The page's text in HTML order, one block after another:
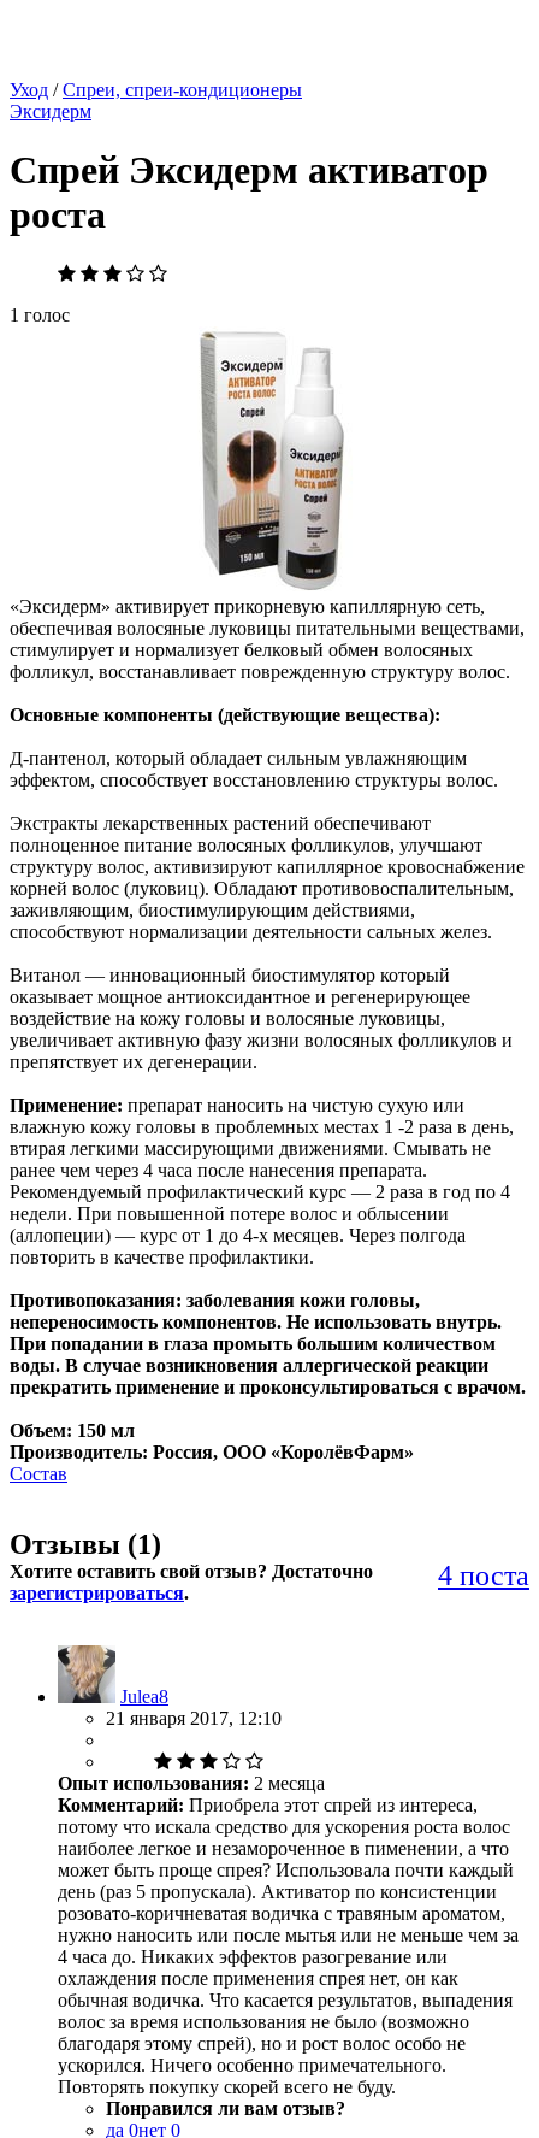
Уход /Спреи, спреи-кондиционеры
Эксидерм
Спрей Эксидерм активатор
роста
1 голос
«Эксидерм» активирует прикорневую капиллярную сеть,
обеспечивая волосяные луковицы питательными веществами,
стимулирует и нормализует белковый обмен волосяных
фолликул, восстанавливает поврежденную структуру волос.
Основные компоненты (действующие вещества):
Д-пантенол, который обладает сильным увлажняющим
эффектом, способствует восстановлению структуры волос.
Экстракты лекарственных растений обеспечивают
полноценное питание волосяных фолликулов, улучшают
структуру волос, активизируют капиллярное кровоснабжение
корней волос (луковиц). Обладают противовоспалительным,
заживляющим, биостимулирующим действиями,
способствуют нормализации деятельности сальных желез.
Витанол — инновационный биостимулятор который
оказывает мощное антиоксидантное и регенерирующее
воздействие на кожу головы и волосяные луковицы,
увеличивает активную фазу жизни волосяных фолликулов и
препятствует их дегенерации.
Применение: препарат наносить на чистую сухую или
влажную кожу головы в проблемных местах 1 -2 раза в день,
втирая легкими массирующими движениями. Смывать не
ранее чем через 4 часа после нанесения препарата.
Рекомендуемый профилактический курс — 2 раза в год по 4
недели. При повышенной потере волос и облысении
(аллопеции) — курс от 1 до 4-х месяцев. Через полгода
повторить в качестве профилактики.
Противопоказания: заболевания кожи головы,
непереносимость компонентов. Не использовать внутрь.
При попадании в глаза промыть большим количеством
воды. В случае возникновения аллергической реакции
прекратить применение и проконсультироваться с врачом.
Объем: 150 мл
Производитель: Россия, ООО «КоролёвФарм»
Состав
Отзывы (1)
4 поста
Хотите оставить свой отзыв? Достаточно
зарегистрироваться.
Julea8
21 января 2017, 12:10
Опыт использования: 2 месяца
Комментарий: Приобрела этот спрей из интереса,
потому что искала средство для ускорения роста волос
наиболее легкое и незамороченное в пименении, а что
может быть проще спрея? Использовала почти каждый
день (раз 5 пропускала). Активатор по консистенции
розовато-коричневатая водичка с травяным ароматом,
нужно наносить или после мытья или не меньше чем за
4 часа до. Никаких эффектов разогревание или
охлаждения после применения спрея нет, он как
обычная водичка. Что касается результатов, выпадения
волос за время использования не было (возможно
благодаря этому спрей), но и рост волос особо не
ускорился. Ничего особенно примечательного.
Повторять покупку скорей всего не буду.
Понравился ли вам отзыв?
да 0нет 0